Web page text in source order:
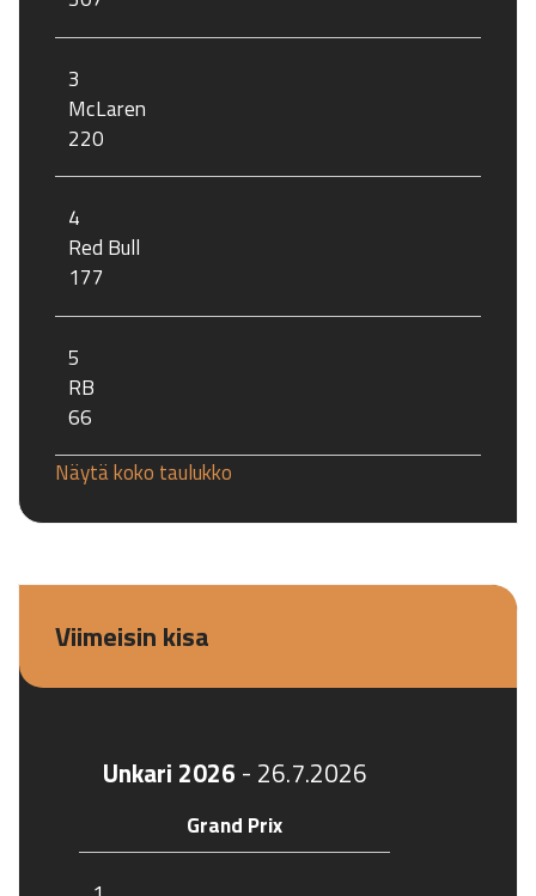
3
McLaren
220
4
Red Bull
177
5
RB
66
Näytä koko taulukko
Viimeisin kisa
Unkari 2026 - 26.7.2026
Grand Prix